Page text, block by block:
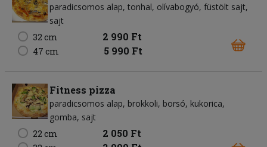
paradicsomos alap tonhal olívabogyó füstölt sajt
sajt
32 cm
2 990 Ft
47 cm 5 990 Ft
Fitness pizza
paradicsomos alap brokkoli borsó kukorica
gomba sajt
22 cm
2 050 Ft